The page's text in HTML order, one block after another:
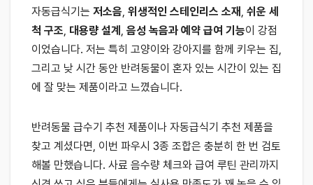
자동급식기는 저소음, 위생적인 스테인리스 소재 , 쉬운 세
척 구조, 대용량 설계 , 음성 녹음과 예약 급여 기능이 강점
이었습니다. 저는 특히 고양이와 강아지를 함께 키우는 집,
그리고 낮 시간 동안 반려동물이 혼자 있는 시간이 있는 집
에 잘 맞는 제품이라고 느꼈습니다.
반려동물 급수기 추천 제품이나 자동급식기 추천 제품을
찾고 계셨다면, 이번 파우시 3종 조합은 충분히 한 번 검토
해볼 만했습니다. 사료 음수량 체크와 급여 루틴 관리까지